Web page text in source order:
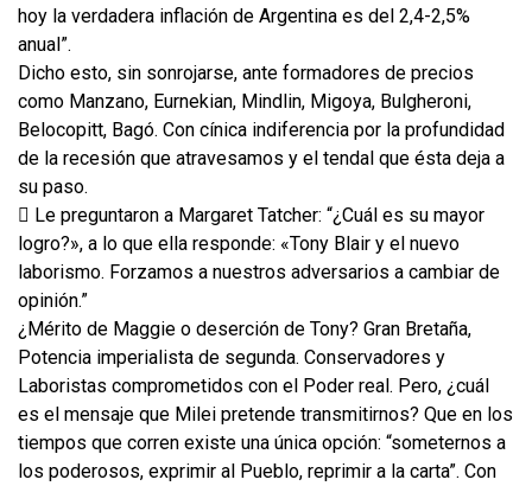
hoy la verdadera inflación de Argentina es del 2,4-2,5%
anual”.
Dicho esto, sin sonrojarse, ante formadores de precios
como Manzano, Eurnekian, Mindlin, Migoya, Bulgheroni,
Belocopitt, Bagó. Con cínica indiferencia por la profundidad
de la recesión que atravesamos y el tendal que ésta deja a
su paso.
 Le preguntaron a Margaret Tatcher: “¿Cuál es su mayor
logro?», a lo que ella responde: «Tony Blair y el nuevo
laborismo. Forzamos a nuestros adversarios a cambiar de
opinión.”
¿Mérito de Maggie o deserción de Tony? Gran Bretaña,
Potencia imperialista de segunda. Conservadores y
Laboristas comprometidos con el Poder real. Pero, ¿cuál
es el mensaje que Milei pretende transmitirnos? Que en los
tiempos que corren existe una única opción: “someternos a
los poderosos, exprimir al Pueblo, reprimir a la carta”. Con